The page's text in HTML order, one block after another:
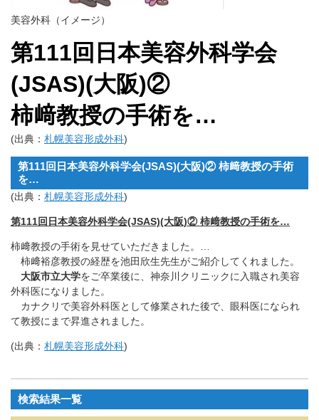
美容外科（イメージ）
第111回日本美容外科学会
(JSAS)(大阪)②
柿﨑教授の手術を…
(出典： 札幌美容形成外科)
第111回日本美容外科学会(JSAS)(大阪)② 柿﨑教授の手術
を…
(出典： 札幌美容形成外科)
第111回日本美容外科学会(JSAS)(大阪)② 柿﨑教授の手術を…
柿﨑教授の手術を見せていただきました。…
柿﨑裕彦教授の経歴を池田欣生先生がご紹介してくれました。
大阪市立大学をご卒業後に、神奈川クリニックに入職され美容
外科医になりました。
カナクリで美容外科医として修業された後で、眼科医になられ
て教授にまで昇進されました。
(出典： 札幌美容形成外科)
検索結果一覧